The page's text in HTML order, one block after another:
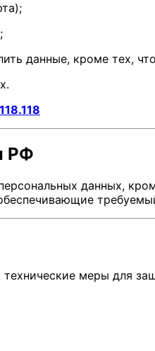
данные, кроме тех,
РФ
данных,
меры для